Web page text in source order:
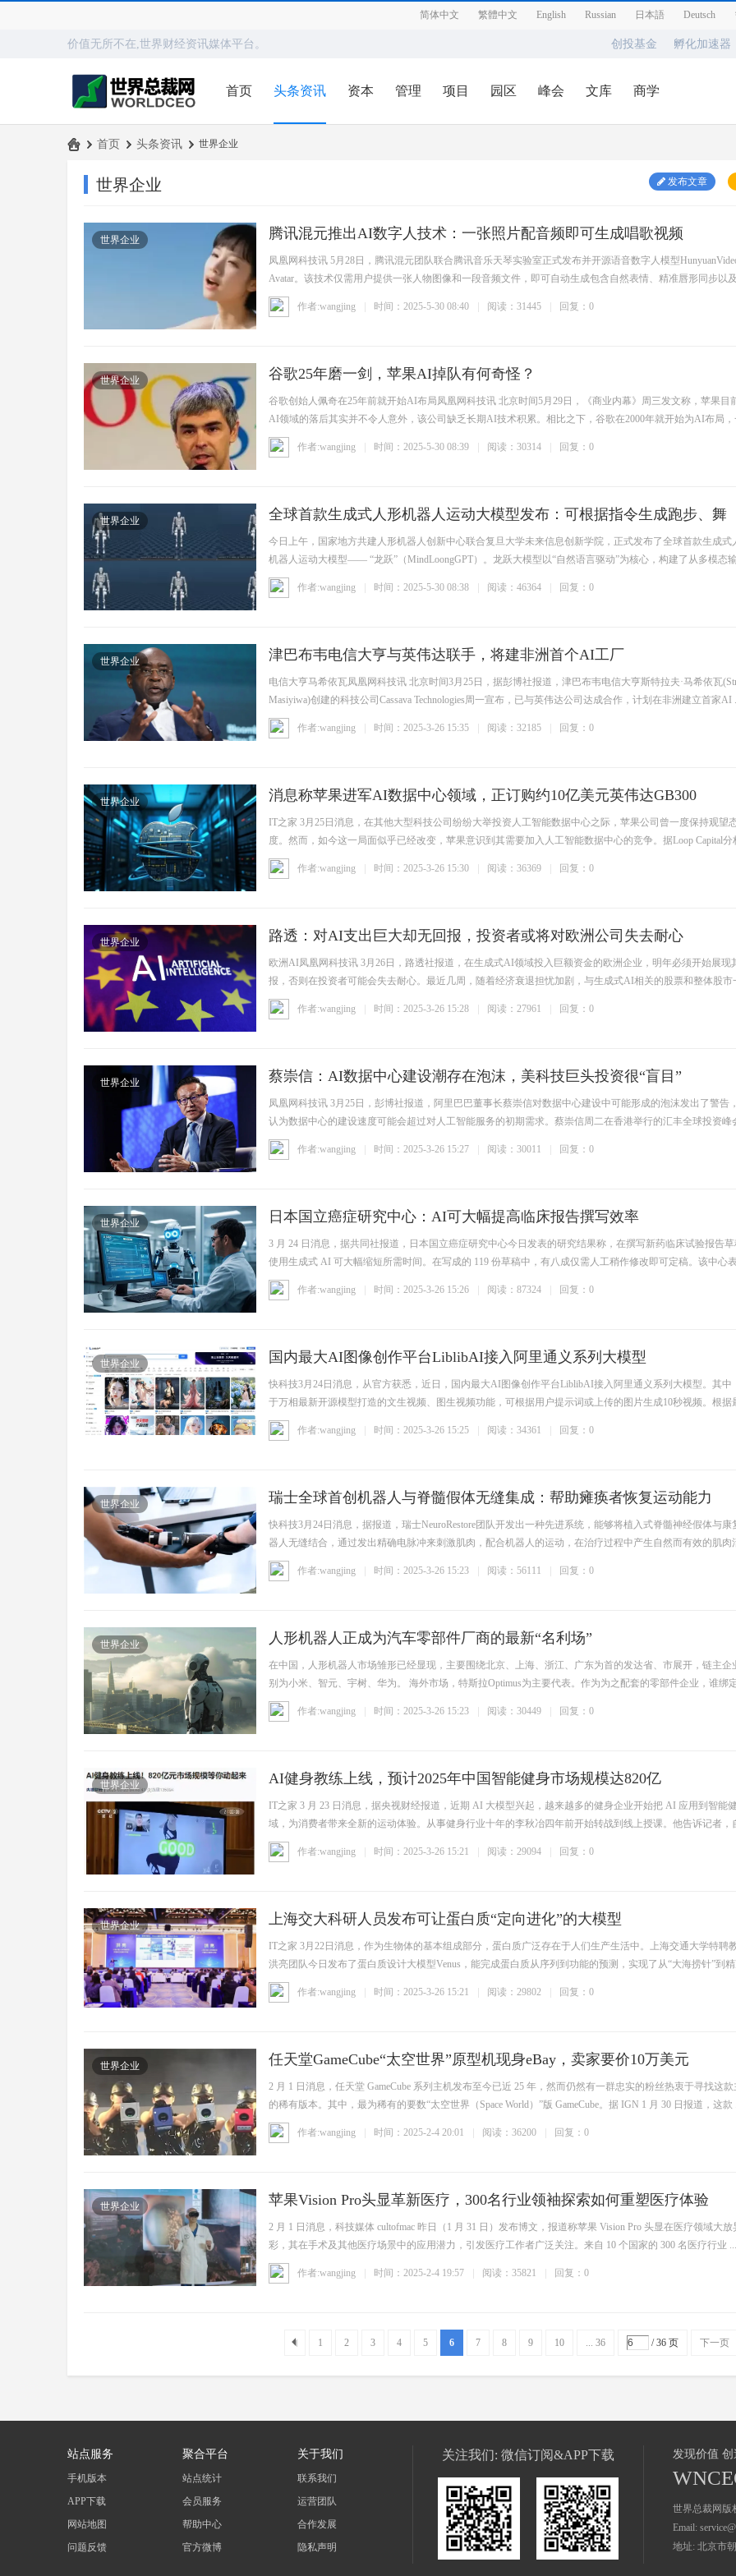
简体中文 繁體中文 English Russian 日本語 Deutsch
价值无所不在,世界财经资讯媒体平台。 创投基金 孵化加速器
首页 头条资讯 资本 管理 项目 园区 峰会 文库 商学
› 首页 › 头条资讯 › 世界企业
世界企业 发布文章
世界企业 腾讯混元推出AI数字人技术：一张照片配音频即可生成唱歌视频
凤凰网科技讯 5月28日，腾讯混元团队联合腾讯音乐天琴实验室正式发布并开源语音数字人模型
Avatar。该技术仅需用户提供一张人物图像和一段音频文件，即可自动生成包含自然表情、精准唇形同步以
动 ...
作者:wangjing
时间：2025-5-30 08:40 阅读：31445 回复：0
世界企业 谷歌25年磨一剑，苹果AI掉队有何奇怪？
谷歌创始人佩奇在25年前就开始AI布局凤凰网科技讯 北京时间5月29日，《商业内幕》周三发文称，苹果目
AI领域的落后其实并不令人意外，该公司缺乏长期AI技术积累。相比之下，谷歌在2000年就开始为AI布局
步走 ...
作者:wangjing
时间：2025-5-30 08:39 阅读：30314 回复：0
世界企业
全球首款生成式人形机器人运动大模型发布：可根据指令生成跑步、舞
蹈等连贯动作
今日上午，国家地方共建人形机器人创新中心联合复旦大学未来信息创新学院，正式发布了全球首款生成式
机器人运动大模型—— “龙跃”（MindLoongGPT）。龙跃大模型以“自然语言驱动”为核心，构建了从多模态
作者:wangjing 时间：2025-5-30 08:38 阅读：46364 回复：0
世界企业 津巴布韦电信大亨与英伟达联手，将建非洲首个AI工厂
电信大亨马希依瓦凤凰网科技讯 北京时间3月25日，据彭博社报道，津巴布韦电信大亨斯特拉夫·马希依瓦
Masiyiwa)创建的科技公司Cassava Technologies周一宣布，已与英伟达公司达成合作，计划在非洲建立首家AI
作者:wangjing 时间：2025-3-26 15:35 阅读：32185 回复：0
世界企业
消息称苹果进军AI数据中心领域，正订购约10亿美元英伟达GB300
NVL72系统
IT之家 3月25日消息，在其他大型科技公司纷纷大举投资人工智能数据中心之际，苹果公司曾一度保持观望
度。然而，如今这一局面似乎已经改变，苹果意识到其需要加入人工智能数据中心的竞争。据Loop Capital分
阿南 ...
作者:wangjing
时间：2025-3-26 15:30 阅读：36369 回复：0
世界企业 路透：对AI支出巨大却无回报，投资者或将对欧洲公司失去耐心
欧洲AI凤凰网科技讯 3月26日，路透社报道，在生成式AI领域投入巨额资金的欧洲企业，明年必须开始展现
报，否则在投资者可能会失去耐心。最近几周，随着经济衰退担忧加剧，与生成式AI相关的股票和整体股市
陷入 ...
作者:wangjing
时间：2025-3-26 15:28 阅读：27961 回复：0
世界企业 蔡崇信：AI数据中心建设潮存在泡沫，美科技巨头投资很“盲目”
凤凰网科技讯 3月25日，彭博社报道，阿里巴巴董事长蔡崇信对数据中心建设中可能形成的泡沫发出了警告
认为数据中心的建设速度可能会超过对人工智能服务的初期需求。蔡崇信周二在香港举行的汇丰全球投资峰
表示 ...
作者:wangjing
时间：2025-3-26 15:27 阅读：30011 回复：0
世界企业 日本国立癌症研究中心：AI可大幅提高临床报告撰写效率
3 月 24 日消息，据共同社报道，日本国立癌症研究中心今日发表的研究结果称，在撰写新药临床试验报告
使用生成式 AI 可大幅缩短所需时间。在写成的 119 份草稿中，有八成仅需人工稍作修改即可定稿。该中心
作者:wangjing 时间：2025-3-26 15:26 阅读：87324 回复：0
世界企业 国内最大AI图像创作平台LiblibAI接入阿里通义系列大模型
快科技3月24日消息，从官方获悉，近日，国内最大AI图像创作平台LiblibAI接入阿里通义系列大模型。其中
于万相最新开源模型打造的文生视频、图生视频功能，可根据用户提示词或上传的图片生成10秒视频。根据
数 ...
作者:wangjing
时间：2025-3-26 15:25 阅读：34361 回复：0
世界企业 瑞士全球首创机器人与脊髓假体无缝集成：帮助瘫痪者恢复运动能力
快科技3月24日消息，据报道，瑞士NeuroRestore团队开发出一种先进系统，能够将植入式脊髓神经假体与康
器人无缝结合，通过发出精确电脉冲来刺激肌肉，配合机器人的运动，在治疗过程中产生自然而有效的肌肉
动。 ...
作者:wangjing
时间：2025-3-26 15:23 阅读：56111 回复：0
世界企业 人形机器人正成为汽车零部件厂商的最新“名利场”
在中国，人形机器人市场雏形已经显现，主要围绕北京、上海、浙江、广东为首的发达省、市展开，链主企
别为小米、智元、宇树、华为。 海外市场，特斯拉Optimus为主要代表。作为为之配套的零部件企业，谁绑
更多 ...
作者:wangjing
时间：2025-3-26 15:23 阅读：30449 回复：0
世界企业 AI健身教练上线，预计2025年中国智能健身市场规模达820亿
IT之家 3 月 23 日消息，据央视财经报道，近期 AI 大模型兴起，越来越多的健身企业开始把 AI 应用到智能
域，为消费者带来全新的运动体验。从事健身行业十年的李秋冶四年前开始转战到线上授课。他告诉记者，
作者:wangjing 时间：2025-3-26 15:21 阅读：29094 回复：0
世界企业 上海交大科研人员发布可让蛋白质“定向进化”的大模型
IT之家 3月22日消息，作为生物体的基本组成部分，蛋白质广泛存在于人们生产生活中。上海交通大学特聘
洪亮团队今日发布了蛋白质设计大模型Venus，能完成蛋白质从序列到功能的预测，实现了从“大海捞针”到
...
作者:wangjing
时间：2025-3-26 15:21 阅读：29802 回复：0
世界企业 任天堂GameCube“太空世界”原型机现身eBay，卖家要价10万美元
2 月 1 日消息，任天堂 GameCube 系列主机发布至今已近 25 年，然而仍然有一群忠实的粉丝热衷于寻找这款
的稀有版本。其中，最为稀有的要数“太空世界（Space World）”版 GameCube。据 IGN 1 月 30 日报道，这款
作者:wangjing 时间：2025-2-4 20:01 阅读：36200 回复：0
世界企业 苹果Vision Pro头显革新医疗，300名行业领袖探索如何重塑医疗体验
2 月 1 日消息，科技媒体 cultofmac 昨日（1 月 31 日）发布博文，报道称苹果 Vision Pro 头显在医疗领域大放
彩，其在手术及其他医疗场景中的应用潜力，引发医疗工作者广泛关注。来自 10 个国家的 300 名医疗行业 ...
作者:wangjing 时间：2025-2-4 19:57 阅读：35821 回复：0
1 2 3 4 5 6 7 8 9 10 ... 36 / 36 页 下一页
站点服务
手机版本
APP下载
网站地图
问题反馈
聚合平台
站点统计
会员服务
帮助中心
官方微博
关于我们
联系我们
运营团队
合作发展
隐私声明
关注我们: 微信订阅&APP下载 发现价值
世界总裁网版
Email:
地址: 北京市